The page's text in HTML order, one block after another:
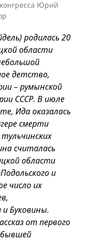
Юрий
родилась 20
области
детство,
– румынской
СССР. В июле
Ида оказалась
смерти
считалась
области
и
число их
Буковины.
от первого